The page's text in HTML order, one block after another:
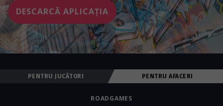
DESCARCĂ APLICAȚIA
PENTRU JUCĂTORI PENTRU AFACERI
ROADGAMES